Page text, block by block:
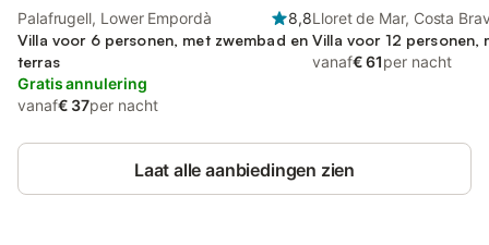
Palafrugell, Lower Empordà
8,8
Villa voor 6 personen, met zwembad en
terras
Gratis annulering
vanaf€ 37per nacht
Lloret de Mar, Costa
Villa voor 12 personen,
vanaf€ 61per nacht
Laat alle aanbiedingen zien